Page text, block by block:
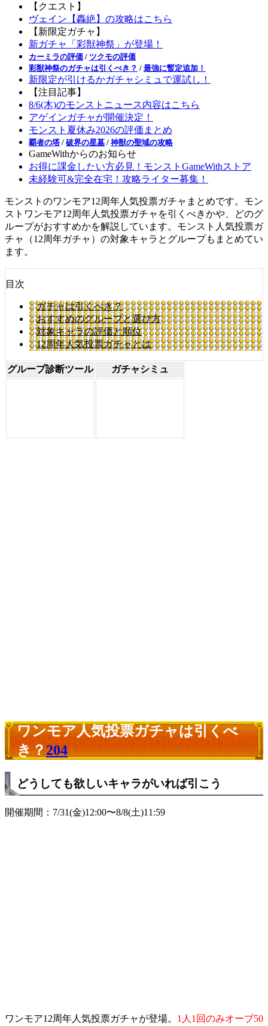
【クエスト】
ヴェイン【轟絶】の攻略はこちら
【新限定ガチャ】
新ガチャ「彩獣神祭」が登場！
カーミラの評価 / ツクモの評価
彩獣神祭のガチャは引くべき？ / 最強に暫定追加！
新限定が引けるかガチャシミュで運試し！
【注目記事】
8/6(木)のモンストニュース内容はこちら
アゲインガチャが開催決定！
モンスト夏休み2026の評価まとめ
覇者の塔 / 破界の星墓 / 神獣の聖域の攻略
GameWithからのお知らせ
お得に課金したい方必見！モンストGameWithストア
未経験可&完全在宅！攻略ライター募集！
モンストのワンモア12周年人気投票ガチャまとめです。モン
ストワンモア12周年人気投票ガチャを引くべきかや、どのグ
ループがおすすめかを解説しています。モンスト人気投票ガ
チャ（12周年ガチャ）の対象キャラとグループもまとめてい
ます。
目次
ガチャは引くべき？
おすすめのグループと選び方
対象キャラの評価と順位
12周年人気投票ガチャとは
グループ診断ツール ガチャシミュ
ワンモア人気投票ガチャは引くべ
き？204
どうしても欲しいキャラがいれば引こう
開催期間：7/31(金)12:00〜8/8(土)11:59
ワンモア12周年人気投票ガチャが登場。 1人1回のみオーブ50